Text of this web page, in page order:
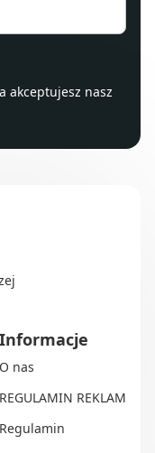
akceptujesz nasz
Informacje
O nas
REGULAMIN REKLAM
Regulamin